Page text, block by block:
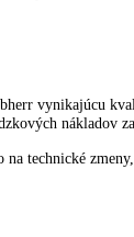
zariadenie na